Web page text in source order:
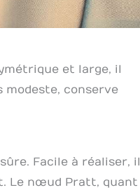
et large, il
modeste, conserve
Facile à réaliser, il
Le nœud Pratt, quant